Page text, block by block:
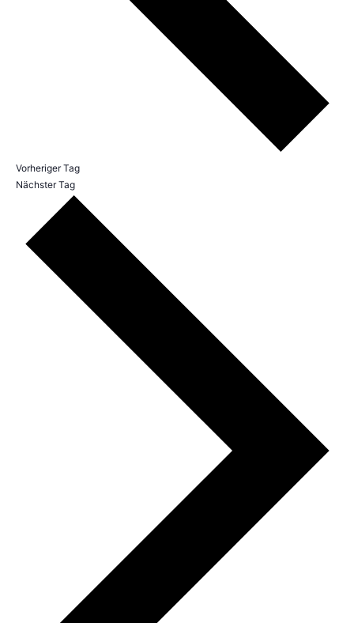
Vorheriger Tag
Nächster Tag